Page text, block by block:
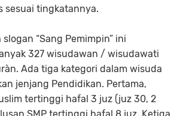
sesuai tingkatannya.
“Sang Pemimpin” ini
327 wisudawan / wisudawati
Ada tiga kategori dalam wisuda
jenjang Pendidikan. Pertama,
tertinggi hafal 3 juz (juz 30, 2